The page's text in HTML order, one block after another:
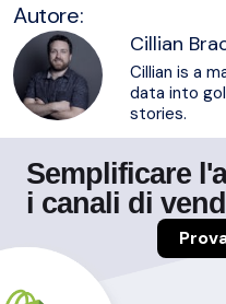
Autore:
Cillian
Cillian is a
data into
stories.
Semplificare
i canali di